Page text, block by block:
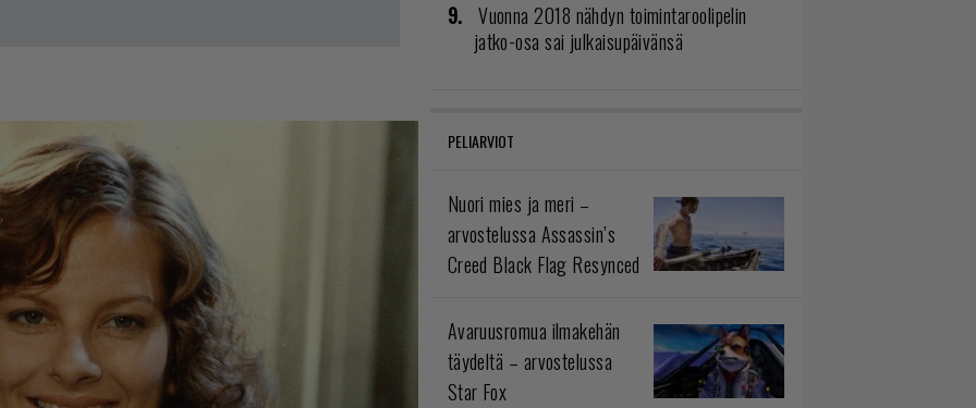
Vuonna 2018 nähdyn toimintaroolipelin
jatko-osa sai julkaisupäivänsä
PELIARVIOT
Nuori mies ja meri –
arvostelussa Assassin’s
Creed Black Flag Resynced
Avaruusromua ilmakehän
täydeltä – arvostelussa
Star Fox